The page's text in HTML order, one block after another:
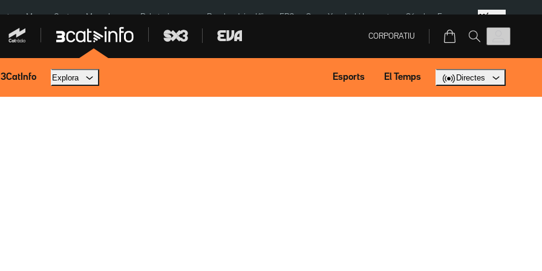
Menors Ceuta Mercabarna Robatoris coure Bombardejos Kíiv ERC SpaceX Isaki Lacuesta Sánchez Europa Més
CORPORATIU
3CatInfo Explora Esports El Temps Directes